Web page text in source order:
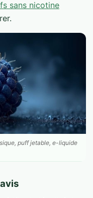
sans nicotine
puff jetable, e-liquide